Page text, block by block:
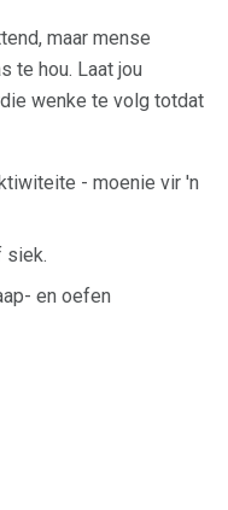
maar mense
te hou. Laat jou
wenke te volg totdat
- moenie vir 'n
siek.
en oefen